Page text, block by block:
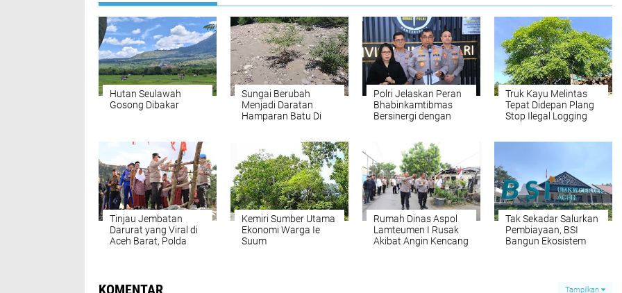
Hutan Seulawah
Gosong Dibakar
Sungai Berubah
Menjadi Daratan
Hamparan Batu Di
Polri Jelaskan Peran
Bhabinkamtibmas
Bersinergi dengan
Truk Kayu Melintas
Tepat Didepan Plang
Stop Ilegal Logging
Tinjau Jembatan
Darurat yang Viral di
Aceh Barat, Polda
Kemiri Sumber Utama
Ekonomi Warga Ie
Suum
Rumah Dinas Aspol
Lamteumen I Rusak
Akibat Angin Kencang
Tak Sekadar Salurkan
Pembiayaan, BSI
Bangun Ekosistem
KOMENTAR Tampilkan